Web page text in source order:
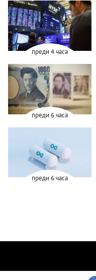
преди 4 часа
преди 6 часа
преди 6 часа